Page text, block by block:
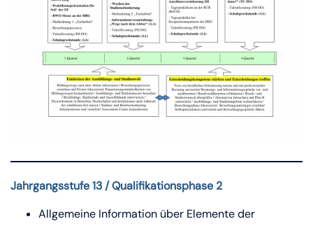
Jahrgangsstufe 13 / Qualifikationsphase 2
Allgemeine Information über Elemente der